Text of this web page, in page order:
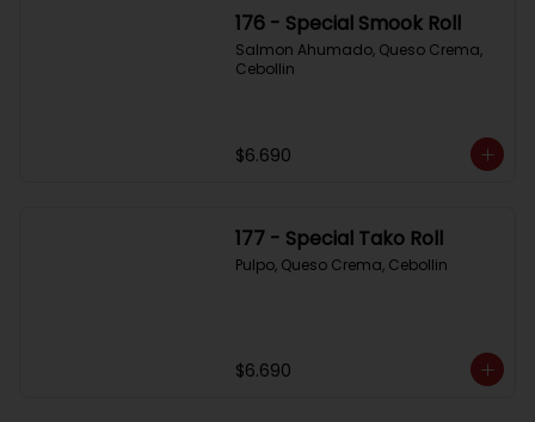
176 - Special Smook Roll
Salmon Ahumado, Queso Crema,
Cebollin
$6.690
177 - Special Tako Roll
Pulpo, Queso Crema, Cebollin
$6.690